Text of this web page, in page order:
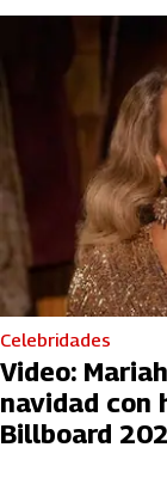
Celebridades
Video:
navidad con
Billboard